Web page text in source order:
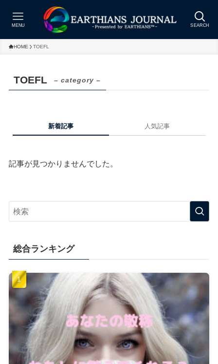
SEARCH
MENU
HOME TOEFL
TOEFL – category –
新着記事 人気記事
記事が見つかりませんでした。
総合ランキング